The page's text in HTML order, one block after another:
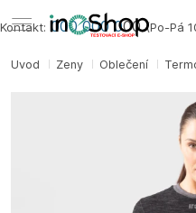
Úvod Ženy Oblečení
Kontakt: 000 000 000(Po-Pá